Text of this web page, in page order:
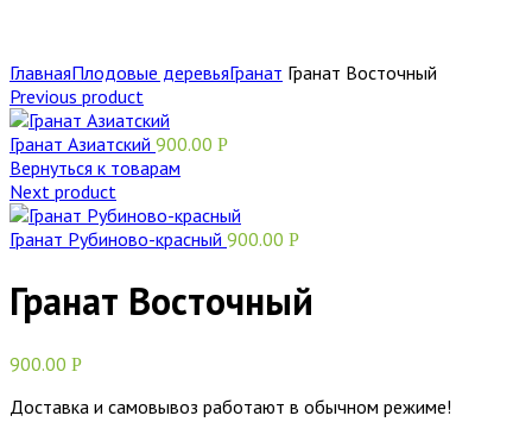
ГлавнаяПлодовые деревьяГранат Гранат Восточный
Previous product
Гранат Азиатский 900.00 Р
Вернуться к товарам
Next product
Гранат Рубиново-красный 900.00 Р
Гранат Восточный
900.00 Р
Доставка и самовывоз работают в обычном режиме!